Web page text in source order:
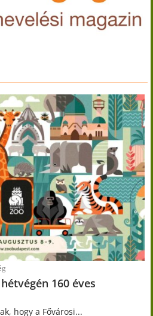
160 éves
hogy a Fővárosi...